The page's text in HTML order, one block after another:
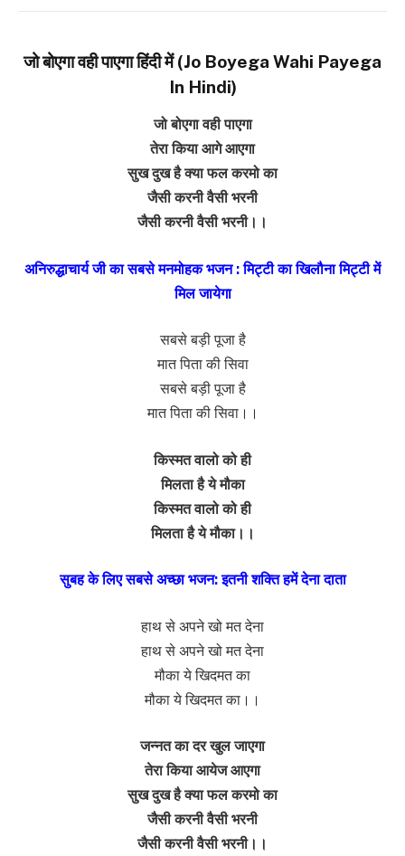
जो बोएगा वही पाएगा हिंदी में (Jo Boyega Wahi Payega
In Hindi)
जो बोएगा वही पाएगा
तेरा किया आगे आएगा
सुख दुख है क्या फल करमो का
जैसी करनी वैसी भरनी
जैसी करनी वैसी भरनी।।
अनिरुद्धाचार्य जी का सबसे मनमोहक भजन : मिट्टी का खिलौना मिट्टी में
मिल जायेगा
सबसे बड़ी पूजा है
मात पिता की सिवा
सबसे बड़ी पूजा है
मात पिता की सिवा।।
किस्मत वालो को ही
मिलता है ये मौका
किस्मत वालो को ही
मिलता है ये मौका।।
सुबह के लिए सबसे अच्छा भजन: इतनी शक्ति हमें देना दाता
हाथ से अपने खो मत देना
हाथ से अपने खो मत देना
मौका ये खिदमत का
मौका ये खिदमत का।।
जन्नत का दर खुल जाएगा
तेरा किया आयेज आएगा
सुख दुख है क्या फल करमो का
जैसी करनी वैसी भरनी
जैसी करनी वैसी भरनी।।